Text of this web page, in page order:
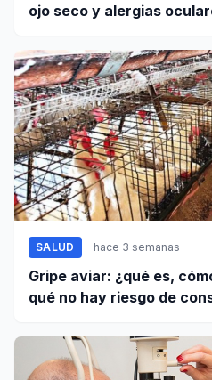
ojo seco y alergias
SALUD hace 3 semanas
Gripe aviar: ¿qué es,
qué no hay riesgo de